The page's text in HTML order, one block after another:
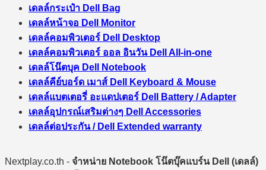
เดลล์กระเป๋า Dell Bag
เดลล์หน้าจอ Dell Monitor
เดลล์คอมพิวเตอร์ Dell Desktop
เดลล์คอมพิวเตอร์ ออล อินวัน Dell All-in-one
เดลล์โน๊ตบุค Dell Notebook
เดลล์คีย์บอร์ด เมาส์ Dell Keyboard & Mouse
เดลล์แบตเตอรี่ อะแดปเตอร์ Dell Battery / Adapter
เดลล์อุปกรณ์เสริมต่างๆ Dell Accessories
เดลล์ต่อประกัน / Dell Extended warranty
Nextplay.co.th - จำหน่าย Notebook โน๊ตบุ๊คแบร์น Dell (เดลล์)